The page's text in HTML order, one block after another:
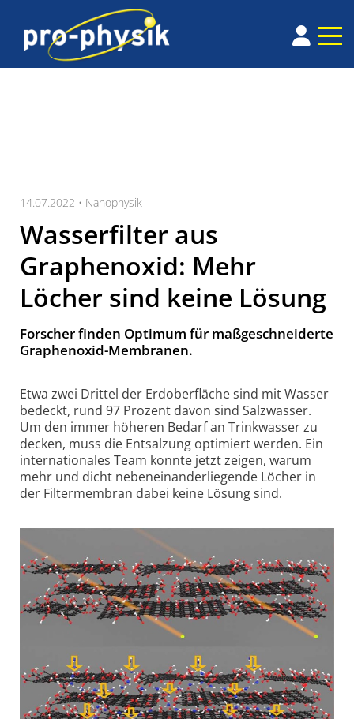
14.07.2022 • Nanophysik
Wasserfilter aus
Graphenoxid: Mehr
Löcher sind keine Lösung
Forscher finden Optimum für maßgeschneiderte
Graphenoxid-Membranen.
Etwa zwei Drittel der Erdoberfläche sind mit Wasser
bedeckt, rund 97 Prozent davon sind Salzwasser.
Um den immer höheren Bedarf an Trinkwasser zu
decken, muss die Entsalzung optimiert werden. Ein
inter­nationales Team konnte jetzt zeigen, warum
mehr und dicht neben­ein­ander­liegende Löcher in
der Filter­membran dabei keine Lösung sind.